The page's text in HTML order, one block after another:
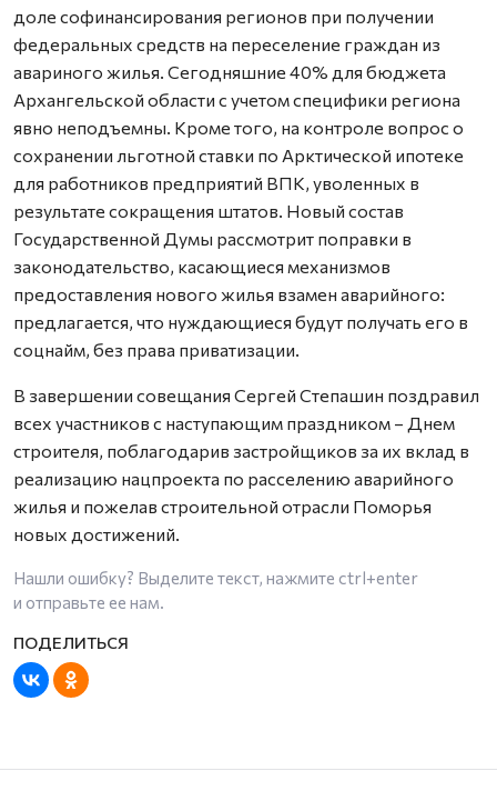
доле софинансирования регионов при получении
федеральных средств на переселение граждан из
авариного жилья. Сегодняшние 40% для бюджета
Архангельской области с учетом специфики региона
явно неподъемны. Кроме того, на контроле вопрос о
сохранении льготной ставки по Арктической ипотеке
для работников предприятий ВПК, уволенных в
результате сокращения штатов. Новый состав
Государственной Думы рассмотрит поправки в
законодательство, касающиеся механизмов
предоставления нового жилья взамен аварийного:
предлагается, что нуждающиеся будут получать его в
соцнайм, без права приватизации.
В завершении совещания Сергей Степашин поздравил
всех участников с наступающим праздником – Днем
строителя, поблагодарив застройщиков за их вклад в
реализацию нацпроекта по расселению аварийного
жилья и пожелав строительной отрасли Поморья
новых достижений.
Нашли ошибку? Выделите текст, нажмите ctrl+enter
и отправьте ее нам.